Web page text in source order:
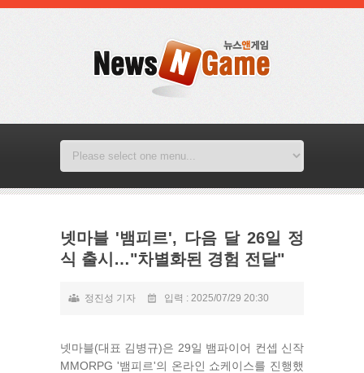
넷마블 '뱀피르', 다음 달 26일 정
식 출시…"차별화된 경험 전달"
정진성 기자 입력 : 2025/07/29 20:30
넷마블(대표 김병규)은 29일 뱀파이어 컨셉 신작
MMORPG '뱀피르'의 온라인 쇼케이스를 진행했